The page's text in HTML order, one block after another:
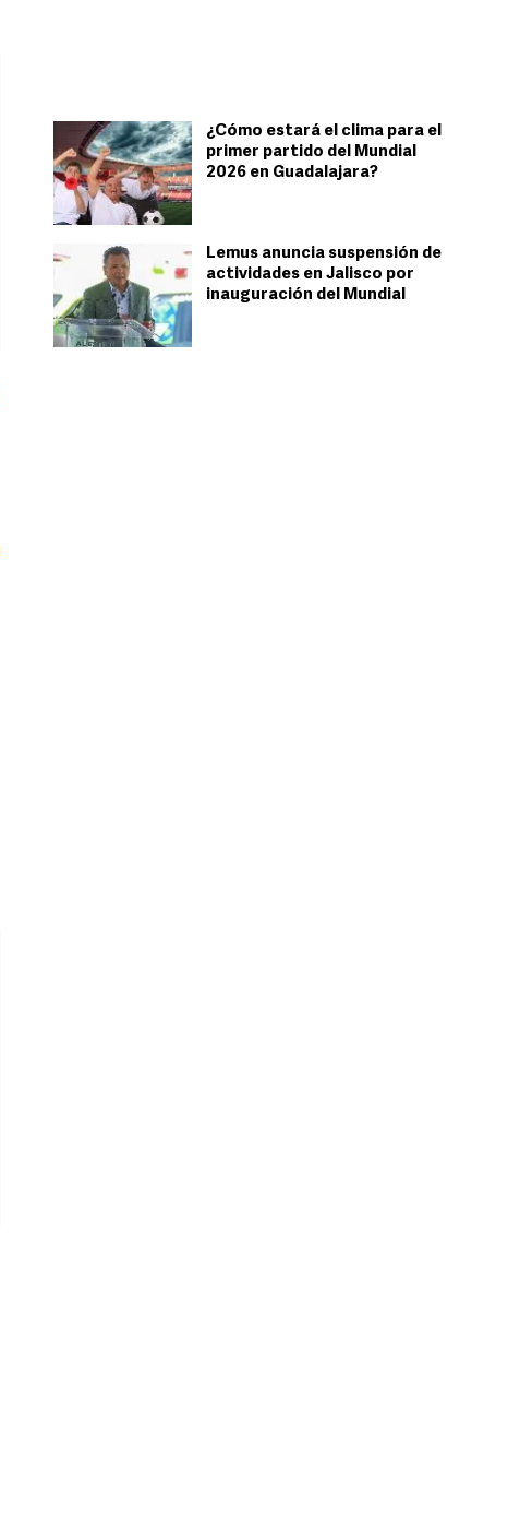
¿Cómo estará el clima para el
primer partido del Mundial
2026 en Guadalajara?
Lemus anuncia suspensión de
actividades en Jalisco por
inauguración del Mundial